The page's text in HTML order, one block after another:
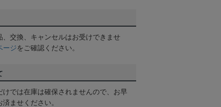
交換、キャンセルはお受けできませ
ージをご確認ください。
けでは在庫は確保されませんので、お早
ませください。